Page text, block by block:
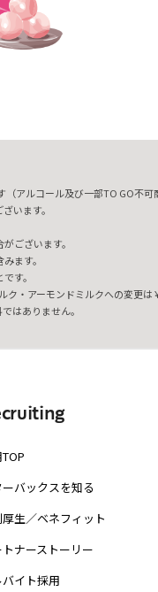
アルコール及び一部TO GO不可
います。
ございます。
ます。
す。
・アーモンドミルクへの変更は
はありません。
バックスを知る
生／ベネフィット
ナーストーリー
イト採用